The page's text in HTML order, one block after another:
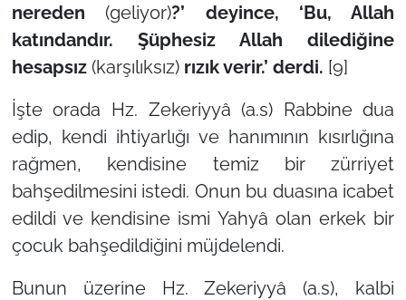
nereden (geliyor)?’ deyince, ‘Bu, Allah
katındandır. Şüphesiz Allah dilediğine
hesapsız (karşılıksız) rızık verir.’ derdi. [9]
İşte orada Hz. Zekeriyyâ (a.s) Rabbine dua
edip, kendi ihtiyarlığı ve hanımının kısırlığına
rağmen, kendisine temiz bir zürriyet
bahşedilmesini istedi. Onun bu duasına icabet
edildi ve kendisine ismiYahyâ olan erkek bir
çocuk bahşedildiğini müjdelendi.
Bunun üzerine Hz. Zekeriyyâ (a.s), kalbi